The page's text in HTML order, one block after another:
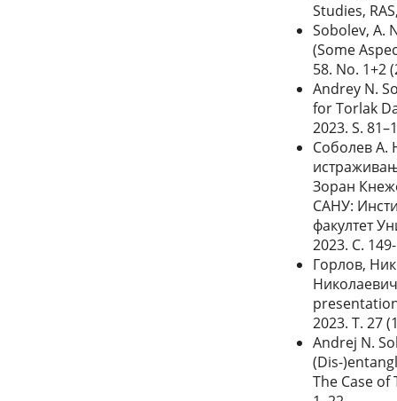
Studies,
Sobolev, A.
(Some
58. No. 1+2
Andrey N.
for Torlak
2023. S.
Соболев А.
Зоран
САНУ:
факултет
2023. C.
Горлов,
2023. Т. 27
Andrej N.
(Dis-
The Case